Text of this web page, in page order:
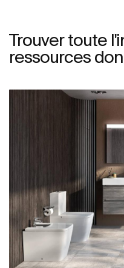
Trouver toute
ressources